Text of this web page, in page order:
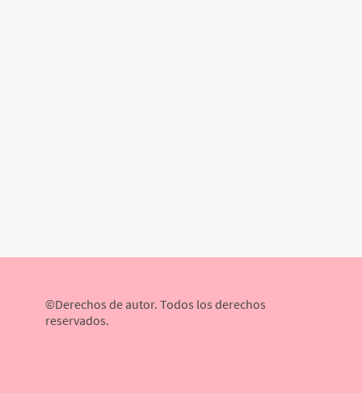
©Derechos de autor. Todos los derechos
reservados.